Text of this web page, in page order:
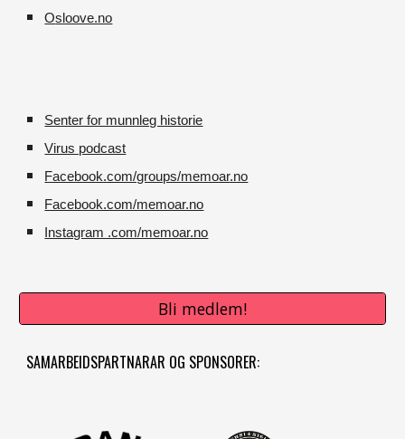
Osloove.no
Senter for munnleg historie
Virus podcast
Facebook.com/groups/memoar.no
Facebook.com/memoar.no
Instagram .com/memoar.no
Bli medlem!
SAMARBEIDSPARTNARAR OG SPONSORER: